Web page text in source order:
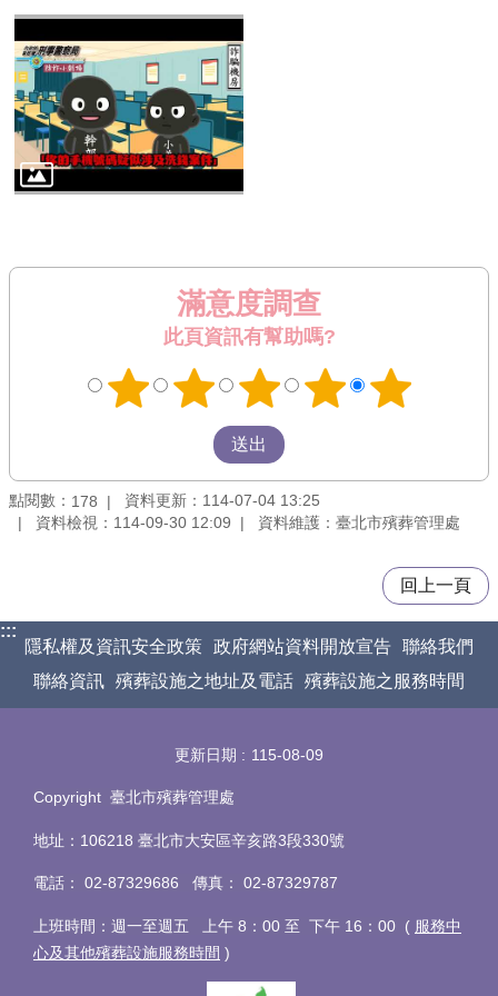
滿意度調查
此頁資訊有幫助嗎?
點閱數： 178
資料更新：114-07-04 13:25
資料檢視：114-09-30 12:09
資料維護：臺北市殯葬管理處
回上一頁
:::
隱私權及資訊安全政策 政府網站資料開放宣告 聯絡我們
聯絡資訊 殯葬設施之地址及電話 殯葬設施之服務時間
更新日期 115-08-09
Copyright 臺北市殯葬管理處
地址：106218 臺北市大安區辛亥路3段330號
電話 ： 02-87329686 傳真 ： 02-87329787
上班時間：週一至週五 上午 8：00 至 下午 16：00 ( 服務中
心及其他殯葬設施服務時間 )